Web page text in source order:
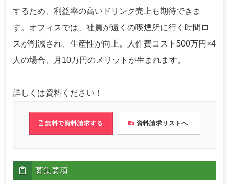
するため、利益率の高いドリンク売上も期待できま
す。オフィスでは、社員が遠くの喫煙所に行く時間ロ
スが削減され、生産性が向上。人件費コスト500万円×4
人の場合、月10万円のメリットが生まれます。
詳しくは資料ください！
無料で資料請求する 資料請求リストへ
募集要項